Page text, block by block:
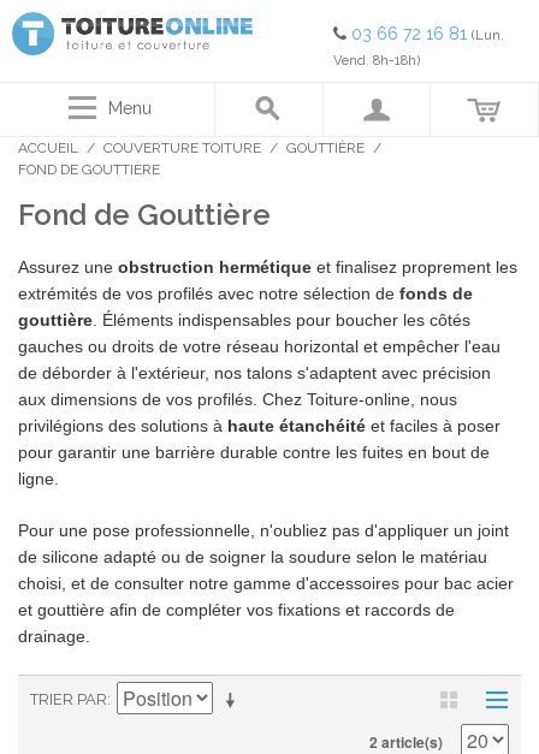
03 66 72 16 81 (Lun.
Vend. 8h-18h)
Menu
ACCUEIL / COUVERTURE TOITURE / GOUTTIÈRE /
FOND DE GOUTTIÈRE
Fond de Gouttière
Assurez une obstruction hermétique et finalisez proprement les
extrémités de vos profilés avec notre sélection de fonds de
gouttière . Éléments indispensables pour boucher les côtés
gauches ou droits de votre réseau horizontal et empêcher l'eau
de déborder à l'extérieur, nos talons s'adaptent avec précision
aux dimensions de vos profilés. Chez Toiture-online, nous
privilégions des solutions à haute étanchéité et faciles à poser
pour garantir une barrière durable contre les fuites en bout de
ligne.
Pour une pose professionnelle, n'oubliez pas d'appliquer un joint
de silicone adapté ou de soigner la soudure selon le matériau
choisi, et de consulter notre gamme d'accessoires pour bac acier
et gouttière afin de compléter vos fixations et raccords de
drainage.
TRIER PAR
2 article(s)